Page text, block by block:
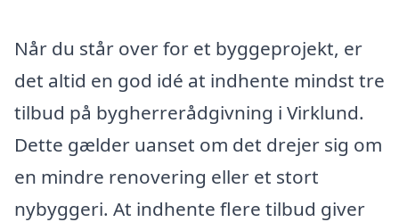
Når du står over for et byggeprojekt, er
det altid en god idé at indhente mindst tre
tilbud på bygherrerådgivning i Virklund.
Dette gælder uanset om det drejer sig om
en mindre renovering eller et stort
nybyggeri. At indhente flere tilbud giver